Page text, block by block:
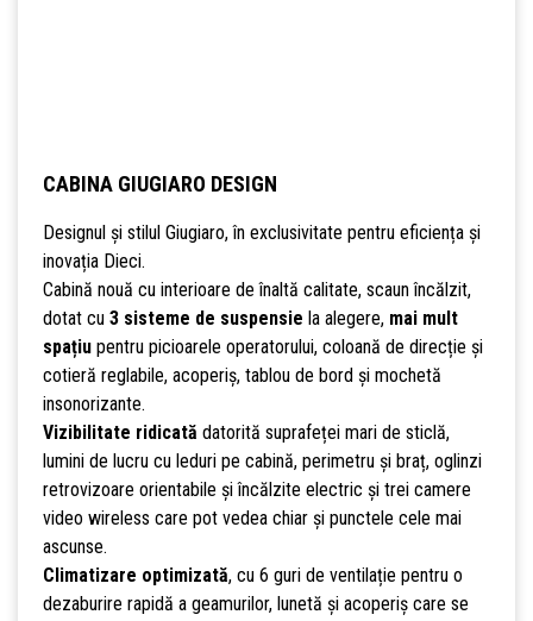
CABINA GIUGIARO DESIGN
Designul și stilul Giugiaro, în exclusivitate pentru eficiența și
inovația Dieci.
Cabină nouă cu interioare de înaltă calitate, scaun încălzit,
dotat cu 3 sisteme de suspensie la alegere, mai mult
spațiupentru picioarele operatorului, coloană de direcție și
cotieră reglabile, acoperiș, tablou de bord și mochetă
insonorizante.
Vizibilitate ridicată datorită suprafeței mari de sticlă,
lumini de lucru cu leduri pe cabină, perimetru și braț, oglinzi
retrovizoare orientabile și încălzite electric și trei camere
video wireless care pot vedea chiar și punctele cele mai
ascunse.
Climatizare optimizată, cu 6 guri de ventilație pentru o
dezaburire rapidă a geamurilor, lunetă și acoperiș care se